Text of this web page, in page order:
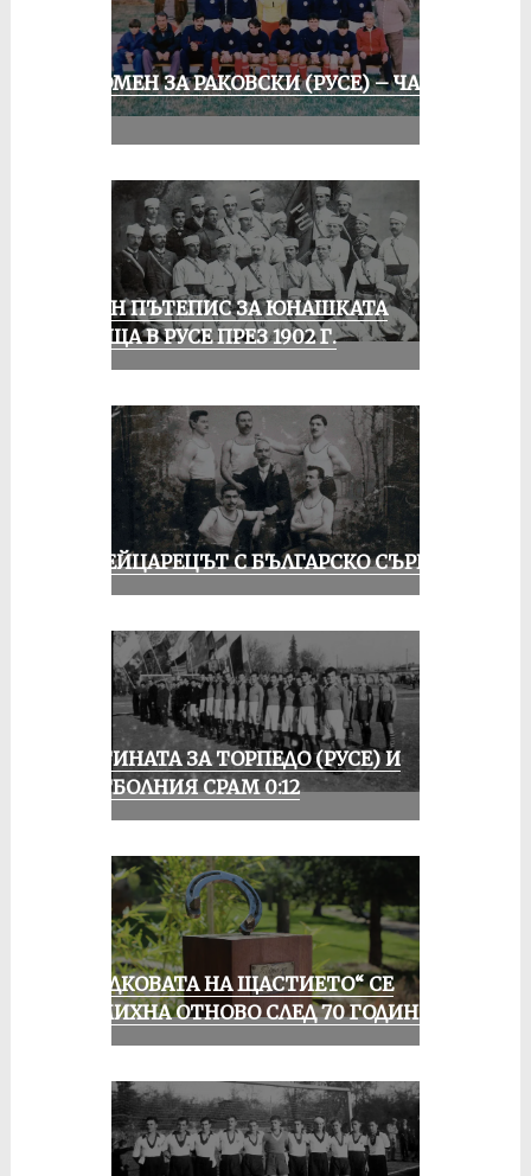
СПОМЕН ЗА РАКОВСКИ (РУСЕ) – ЧАСТ
ЕДИН ПЪТЕПИС ЗА ЮНАШКАТА
СРЕЩА В РУСЕ ПРЕЗ 1902 Г.
ШВЕЙЦАРЕЦЪТ С БЪЛГАРСКО СЪРЦЕ
ИСТИНАТА ЗА ТОРПЕДО (РУСЕ) И
ФУТБОЛНИЯ СРАМ 0:12
„ПОДКОВАТА НА ЩАСТИЕТО“ СЕ
УСМИХНА ОТНОВО СЛЕД 70 ГОДИНИ